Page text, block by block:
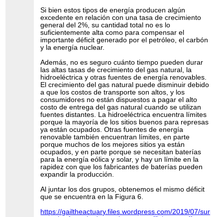
Si bien estos tipos de energía producen algún
excedente en relación con una tasa de crecimiento
general del 2%, su cantidad total no es lo
suficientemente alta como para compensar el
importante déficit generado por el petróleo, el carbón
y la energía nuclear.
Además, no es seguro cuánto tiempo pueden durar
las altas tasas de crecimiento del gas natural, la
hidroeléctrica y otras fuentes de energía renovables.
El crecimiento del gas natural puede disminuir debido
a que los costos de transporte son altos, y los
consumidores no están dispuestos a pagar el alto
costo de entrega del gas natural cuando se utilizan
fuentes distantes. La hidroeléctrica encuentra límites
porque la mayoría de los sitios buenos para represas
ya están ocupados. Otras fuentes de energía
renovable también encuentran límites, en parte
porque muchos de los mejores sitios ya están
ocupados, y en parte porque se necesitan baterías
para la energía eólica y solar, y hay un límite en la
rapidez con que los fabricantes de baterías pueden
expandir la producción.
Al juntar los dos grupos, obtenemos el mismo déficit
que se encuentra en la Figura 6.
https://gailtheactuary.files.wordpress.com/2019/07/